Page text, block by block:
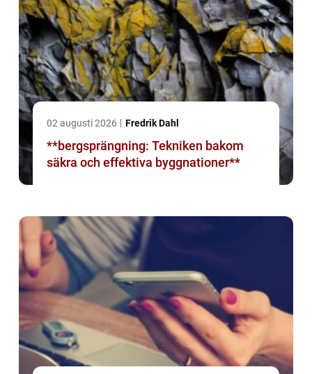
02 augusti 2026 Fredrik Dahl
**bergsprängning: Tekniken bakom
säkra och effektiva byggnationer**